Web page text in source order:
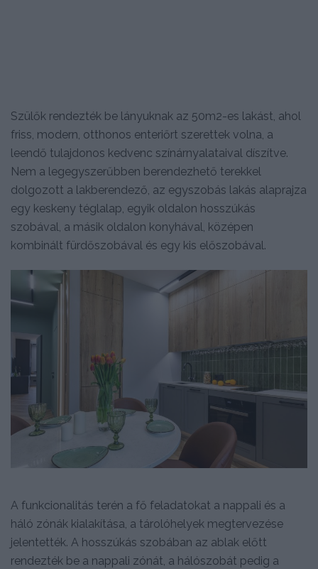
Szülők rendezték be lányuknak az 50m2-es lakást, ahol
friss, modern, otthonos enteriőrt szerettek volna, a
leendő tulajdonos kedvenc színárnyalataival díszítve.
Nem a legegyszerűbben berendezhető terekkel
dolgozott a lakberendező, az egyszobás lakás alaprajza
egy keskeny téglalap, egyik oldalon hosszúkás
szobával, a másik oldalon konyhával, középen
kombinált fürdőszobával és egy kis előszobával.
A funkcionalitás terén a fő feladatokat a nappali és a
háló zónák kialakítása, a tárolóhelyek megtervezése
jelentették. A hosszúkás szobában az ablak előtt
rendezték be a nappali zónát, a hálószobát pedig a